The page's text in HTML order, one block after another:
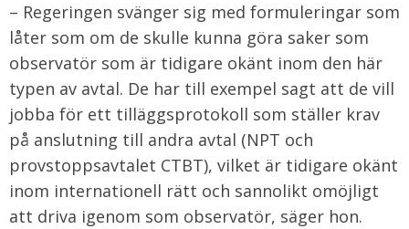
– Regeringen svänger sig med formuleringar som
låter som om de skulle kunna göra saker som
observatör som är tidigare okänt inom den här
typen av avtal. De har till exempel sagt att de vill
jobba för ett tilläggsprotokoll som ställer krav
på anslutning till andra avtal (NPT och
provstoppsavtalet CTBT), vilket är tidigare okänt
inom internationell rätt och sannolikt omöjligt
att driva igenom som observatör, säger hon.